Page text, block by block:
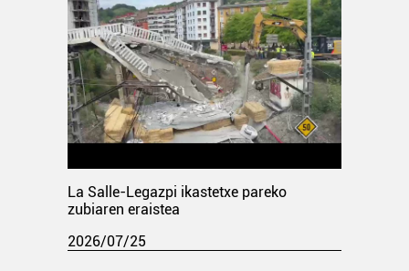
La Salle-Legazpi ikastetxe pareko
zubiaren eraistea
2026/07/25